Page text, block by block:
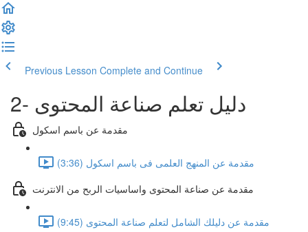
Previous Lesson Complete and Continue
2- دليل تعلم صناعة المحتوى
مقدمة عن باسم اسكول
مقدمة عن المنهج العلمى فى باسم اسكول (3:36)
مقدمة عن صناعة المحتوى واساسيات الربح من الانترنت
مقدمة عن دليلك الشامل لتعلم صناعة المحتوى (9:45)